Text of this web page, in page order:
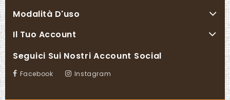
Modalità D'uso
Il Tuo Account
Seguici Sui Nostri Account Social
Facebook Instagram